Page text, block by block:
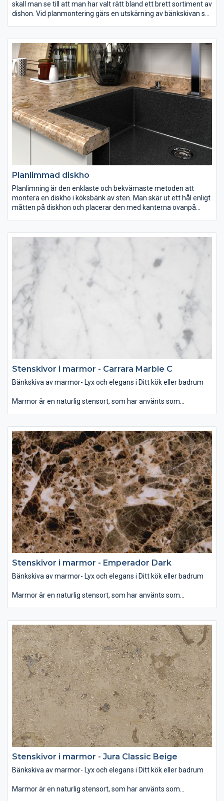
skall man se till att man har valt rätt bland ett brett sortiment av
dishon. Vid planmontering gärs en utskärning av bänkskivan så
Vid planmontering kan man ej göra avrinningsräfflor och vi
rekommenderar att låta arbetet skötas av en erfaren
byggmästare, då det kräver vissa specialkunskaper.
Planlimmad diskho
Planlimning är den enklaste och bekvämaste metoden att
montera en diskho i köksbänk av sten. Man skär ut ett hål enligt
måtten på diskhon och placerar den med kanterna ovanpå
Här kan man inte fräsa in räfflor för avrinning dock kan
monteringen göras enkelt av kunden själv.
Stenskivor i marmor - Carrara Marble C
Bänkskiva av marmor- Lyx och elegans i Ditt kök eller badrum
Marmor är en naturlig stensort, som har använts som
samband med rätt belysning ger ett mjukt och lyxigt intryck.
Som dekoration kan man använda marmor som
designelement på öppna spisen eller som fönsterbräda. Det
finns ett brett utbud av färg och mönster när det gäller marmor
– allt mellan ljusvita till svarta, randiga och prickiga. Vanligen är
mörka färger starkare än ljusa och dessutom mindre porösa,
vilket gör den tåligare för repor och fläckar. Behandling av sten
med speciella medel hjälper att skydda bänkskivan mot fläckar
och hålla dess fina glans.
Stenskivor i marmor - Emperador Dark
Bänkskiva av marmor- Lyx och elegans i Ditt kök eller badrum
Marmor är en naturlig stensort, som har använts som
samband med rätt belysning ger ett mjukt och lyxigt intryck.
Som dekoration kan man använda marmor som
designelement på öppna spisen eller som fönsterbräda. Det
finns ett brett utbud av färg och mönster när det gäller marmor
– allt mellan ljusvita till svarta, randiga och prickiga. Vanligen är
mörka färger starkare än ljusa och dessutom mindre porösa,
vilket gör den tåligare för repor och fläckar. Behandling av sten
med speciella medel hjälper att skydda bänkskivan mot fläckar
och hålla dess fina glans.
Stenskivor i marmor - Jura Classic Beige
Bänkskiva av marmor- Lyx och elegans i Ditt kök eller badrum
Marmor är en naturlig stensort, som har använts som